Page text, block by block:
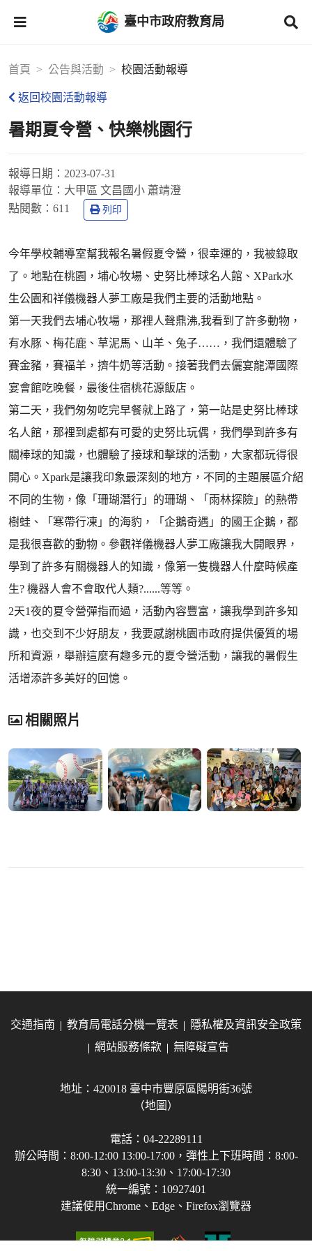
臺中市政府教育局
首頁 公告與活動 校園活動報導
返回校園活動報導
暑期夏令營、快樂桃園行
報導日期： 2023-07-31
報導單位： 大甲區 文昌國小 蕭靖澄
點閱數： 611 列印
今年學校輔導室幫我報名暑假夏令營，很幸運的，我被錄取
了。地點在桃園，埔心牧場、史努比棒球名人館、XPark水
生公園和祥儀機器人夢工廠是我們主要的活動地點。
第一天我們去埔心牧場，那裡人聲鼎沸,我看到了許多動物，
有水豚、梅花鹿、草泥馬、山羊、兔子……，我們還體驗了
賽金豬，賽福羊，擠牛奶等活動。接著我們去儷宴龍潭國際
宴會館吃晚餐，最後住宿桃花源飯店。
第二天，我們匆匆吃完早餐就上路了，第一站是史努比棒球
名人館，那裡到處都有可愛的史努比玩偶，我們學到許多有
關棒球的知識，也體驗了接球和擊球的活動，大家都玩得很
開心。Xpark是讓我印象最深刻的地方，不同的主題展區介紹
不同的生物，像「珊瑚潛行」的珊瑚、「雨林探險」的熱帶
樹蛙、「寒帶行凍」的海豹，「企鵝奇遇」的國王企鵝，都
是我很喜歡的動物。參觀祥儀機器人夢工廠讓我大開眼界，
學到了許多有關機器人的知識，像第一隻機器人什麼時候產
生? 機器人會不會取代人類?......等等。
2天1夜的夏令營彈指而過，活動內容豐富，讓我學到許多知
識，也交到不少好朋友，我要感謝桃園市政府提供優質的場
所和資源，舉辦這麼有趣多元的夏令營活動，讓我的暑假生
活增添許多美好的回憶。
相關照片
交通指南 教育局電話分機一覽表
隱私權及資訊安全政策
網站服務條款
無障礙宣告
地址：420018 臺中市豐原區陽明街36號
（地圖）
電話：04-22289111
辦公時間：8:00-12:00 13:00-17:00，彈性上下班時間：8:00-
8:30、13:00-13:30、17:00-17:30
統一編號：10927401
建議使用Chrome、Edge、Firefox瀏覽器